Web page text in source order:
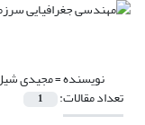
نویسنده =مجیدی
تعداد مقالات: 1